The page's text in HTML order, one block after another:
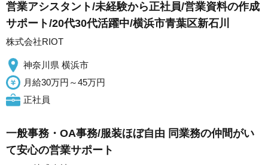
営業アシスタント/未経験から正社員/営業資料の作成
サポート/20代30代活躍中/横浜市青葉区新石川
株式会社RIOT
神奈川県 横浜市
月給30万円～45万円
正社員
一般事務・OA事務/服装ほぼ自由 同業務の仲間がい
て安心の営業サポート